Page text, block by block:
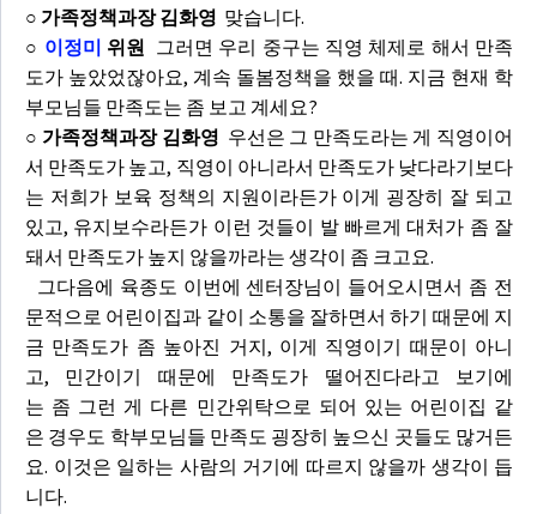
○ 가족정책과장 김화영 맞습니다.
○ 이정미 위원 그러면 우리 중구는 직영 체제로 해서 만족
도가 높았었잖아요, 계속 돌봄정책을 했을 때. 지금 현재 학
부모님들 만족도는 좀 보고 계세요?
○ 가족정책과장 김화영 우선은 그 만족도라는 게 직영이어
서 만족도가 높고, 직영이 아니라서 만족도가 낮다라기보다
는 저희가 보육 정책의 지원이라든가 이게 굉장히 잘 되고
있고, 유지보수라든가 이런 것들이 발 빠르게 대처가 좀 잘
돼서 만족도가 높지 않을까라는 생각이 좀 크고요.
그다음에 육종도 이번에 센터장님이 들어오시면서 좀 전
문적으로 어린이집과 같이 소통을 잘하면서 하기 때문에 지
금 만족도가 좀 높아진 거지, 이게 직영이기 때문이 아니
고, 민간이기 때문에 만족도가 떨어진다라고 보기에
는 좀 그런 게 다른 민간위탁으로 되어 있는 어린이집 같
은 경우도 학부모님들 만족도 굉장히 높으신 곳들도 많거든
요. 이것은 일하는 사람의 거기에 따르지 않을까 생각이 듭
니다.